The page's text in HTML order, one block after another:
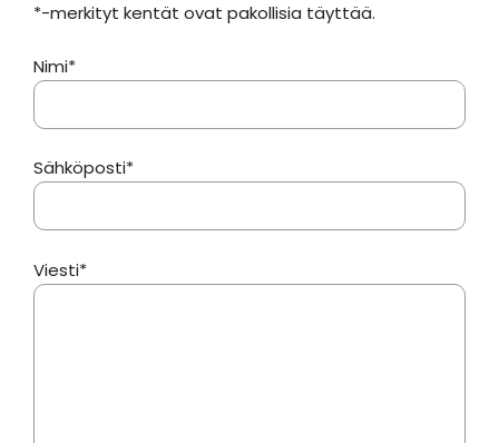
virtalähteellä
*-merkityt kentät ovat pakollisia täyttää.
Nimi*
Sähköposti*
Viesti*